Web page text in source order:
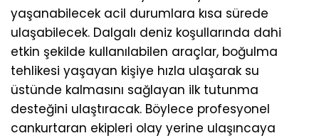
yaşanabilecek acil durumlara kısa sürede
ulaşabilecek. Dalgalı deniz koşullarında dahi
etkin şekilde kullanılabilen araçlar, boğulma
tehlikesi yaşayan kişiye hızla ulaşarak su
üstünde kalmasını sağlayan ilk tutunma
desteğini ulaştıracak. Böylece profesyonel
cankurtaran ekipleri olay yerine ulaşıncaya